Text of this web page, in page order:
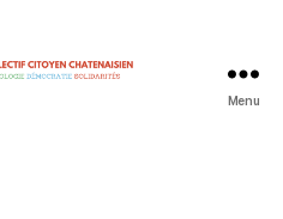
Menu